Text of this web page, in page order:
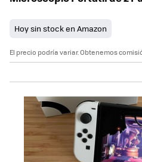
Hoy sin stock en Amazon
El precio podría variar. Obtenemos